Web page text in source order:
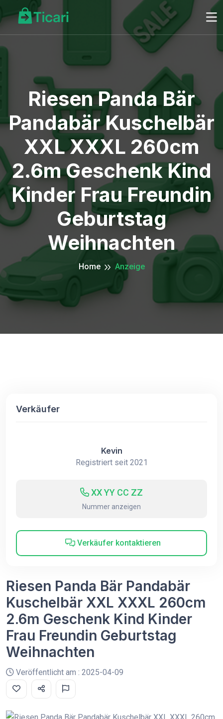
Riesen Panda Bär
Pandabär Kuschelbär
XXL XXXL 260cm
2.6m Geschenk Kind
Kinder Frau Freundin
Geburtstag
Weihnachten
Home Anzeige
Verkäufer
Kevin
Registriert seit 2021
XX YY CC ZZ
Nummer anzeigen
Verkäufer kontaktieren
Riesen Panda Bär Pandabär
Kuschelbär XXL XXXL 260cm
2.6m Geschenk Kind Kinder
Frau Freundin Geburtstag
Weihnachten
Veröffentlicht am : 2025-04-09